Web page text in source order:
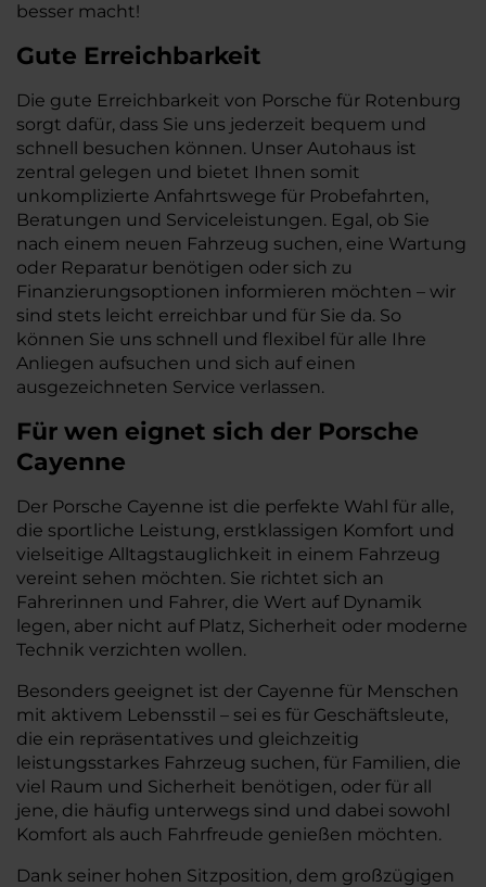
besser macht!
Gute Erreichbarkeit
Die gute Erreichbarkeit von Porsche für Rotenburg
sorgt dafür, dass Sie uns jederzeit bequem und
schnell besuchen können. Unser Autohaus ist
zentral gelegen und bietet Ihnen somit
unkomplizierte Anfahrtswege für Probefahrten,
Beratungen und Serviceleistungen. Egal, ob Sie
nach einem neuen Fahrzeug suchen, eine Wartung
oder Reparatur benötigen oder sich zu
Finanzierungsoptionen informieren möchten – wir
sind stets leicht erreichbar und für Sie da. So
können Sie uns schnell und flexibel für alle Ihre
Anliegen aufsuchen und sich auf einen
ausgezeichneten Service verlassen.
Für wen eignet sich der Porsche
Cayenne
Der Porsche Cayenne ist die perfekte Wahl für alle,
die sportliche Leistung, erstklassigen Komfort und
vielseitige Alltagstauglichkeit in einem Fahrzeug
vereint sehen möchten. Sie richtet sich an
Fahrerinnen und Fahrer, die Wert auf Dynamik
legen, aber nicht auf Platz, Sicherheit oder moderne
Technik verzichten wollen.
Besonders geeignet ist der Cayenne für Menschen
mit aktivem Lebensstil – sei es für Geschäftsleute,
die ein repräsentatives und gleichzeitig
leistungsstarkes Fahrzeug suchen, für Familien, die
viel Raum und Sicherheit benötigen, oder für all
jene, die häufig unterwegs sind und dabei sowohl
Komfort als auch Fahrfreude genießen möchten.
Dank seiner hohen Sitzposition, dem großzügigen